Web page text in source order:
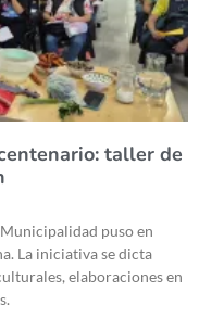
taller de
puso en
La iniciativa se dicta
elaboraciones en